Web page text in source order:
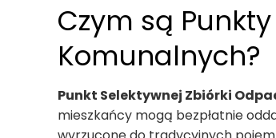
Czym są
Komunalnych?
Punkt Selektywnej Zbiórki
mieszkańcy mogą bezpłatnie